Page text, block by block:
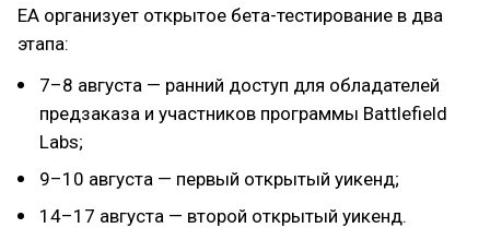
EA организует открытое бета-тестирование в два
этапа:
7–8 августа — ранний доступ для обладателей
предзаказа и участников программы Battlefield
Labs;
9–10 августа — первый открытый уикенд;
14–17 августа — второй открытый уикенд.